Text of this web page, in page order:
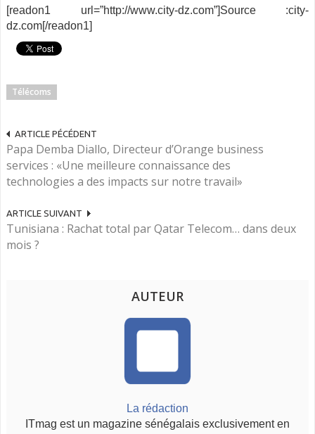
[readon1 url=”http://www.city-dz.com”]Source :city-
dz.com[/readon1]
Télécoms
ARTICLE PÉCÉDENT
Papa Demba Diallo, Directeur d’Orange business
services : «Une meilleure connaissance des
technologies a des impacts sur notre travail»
ARTICLE SUIVANT
Tunisiana : Rachat total par Qatar Telecom… dans deux
mois ?
AUTEUR
La rédaction
ITmag est un magazine sénégalais exclusivement en